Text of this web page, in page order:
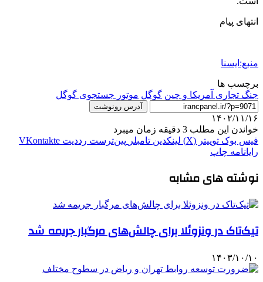
انتهای پیام
منبع:ایسنا
برچسب ها
جنگ تجاری آمریکا و چین گوگل موتور جستجوی گوگل
آدرس رونوشت
۱۴۰۲/۱۱/۱۶
خواندن این مطلب 3 دقیقه زمان میبرد
فیس بوک توییتر (X) لینکدین ‫تامبلر ‫پین‌ترست ‫رددیت ‫VKontakte
رایانامه چاپ
نوشته های مشابه
تیک‌تاک در ونزوئلا برای چالش‌های مرگبار جریمه شد
۱۴۰۳/۱۰/۱۰